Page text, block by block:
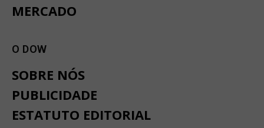
MERCADO
O DOW
SOBRE NÓS
PUBLICIDADE
ESTATUTO EDITORIAL